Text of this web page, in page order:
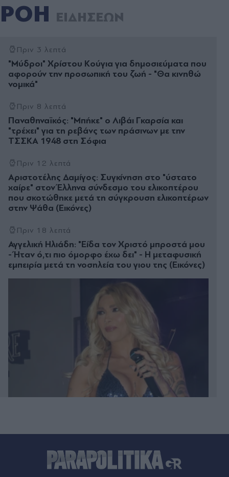
ΡΟΗ ΕΙΔΗΣΕΩΝ
Πριν 3 λεπτά
"Μύδροι" Χρίστου Κούγια για δημοσιεύματα που
αφορούν την προσωπική του ζωή - "Θα κινηθώ
νομικά"
Πριν 8 λεπτά
Παναθηναϊκός: "Μπήκε" ο Λιβάι Γκαρσία και
"τρέχει" για τη ρεβάνς των πράσινων με την
ΤΣΣΚΑ 1948 στη Σόφια
Πριν 12 λεπτά
Αριστοτέλης Δαμίγος: Συγκίνηση στο "ύστατο
χαίρε" στον Έλληνα σύνδεσμο του ελικοπτέρου
που σκοτώθηκε μετά τη σύγκρουση ελικοπτέρων
στην Ψάθα (Εικόνες)
Πριν 18 λεπτά
Αγγελική Ηλιάδη: "Είδα τον Χριστό μπροστά μου
- Ήταν ό,τι πιο όμορφο έχω δει" - Η μεταφυσική
εμπειρία μετά τη νοσηλεία του γιου της (Εικόνες)
σε χωράφι - Σε εξέλιξη πειθαρχικός έλεγχος
Πριν 24 λεπτά